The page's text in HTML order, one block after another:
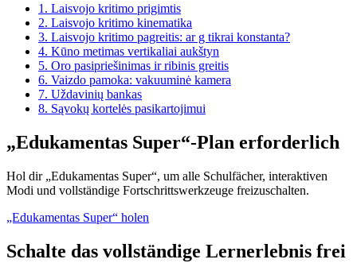
1. Laisvojo kritimo prigimtis
2. Laisvojo kritimo kinematika
3. Laisvojo kritimo pagreitis: ar g tikrai konstanta?
4. Kūno metimas vertikaliai aukštyn
5. Oro pasipriešinimas ir ribinis greitis
6. Vaizdo pamoka: vakuuminė kamera
7. Uždavinių bankas
8. Sąvokų kortelės pasikartojimui
„Edukamentas Super“-Plan erforderlich
Hol dir „Edukamentas Super“, um alle Schulfächer, interaktiven
Modi und vollständige Fortschrittswerkzeuge freizuschalten.
„Edukamentas Super“ holen
Schalte das vollständige Lernerlebnis frei